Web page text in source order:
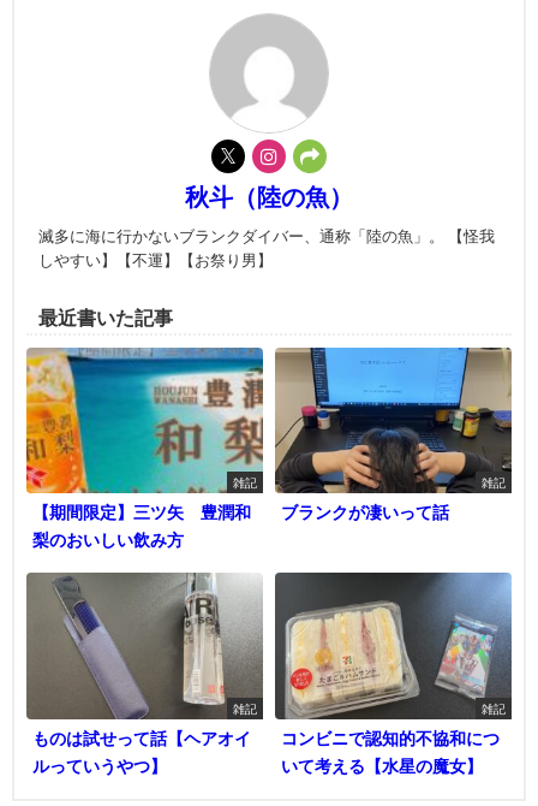
秋斗（陸の魚）
滅多に海に行かないブランクダイバー、通称「陸の魚」。 【怪我
しやすい】【不運】【お祭り男】
最近書いた記事
雑記
【期間限定】三ツ矢 豊潤和
梨のおいしい飲み方
雑記
ブランクが凄いって話
雑記
ものは試せって話【ヘアオイ
ルっていうやつ】
雑記
コンビニで認知的不協和につ
いて考える【水星の魔女】